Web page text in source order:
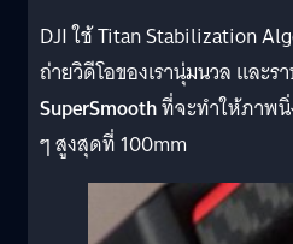
DJI ใช้ Titan Stabilization
ถ่ายวิดีโอของเรานุ่มนวล และ
SuperSmoothที่จะทำให้ภาพนิ่
ๆ สูงสุดที่ 100mm